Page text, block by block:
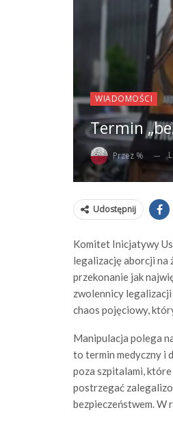
WIADOMOŚCI
Termin
Przez %
Udostępnij
Komitet Inicjatywy
legalizację aborcji na
przekonanie jak
zwolennicy
chaos pojęciowy,
Manipulacja polega
to termin medyczny i
poza szpitalami, które
postrzegać
bezpieczeństwem. W